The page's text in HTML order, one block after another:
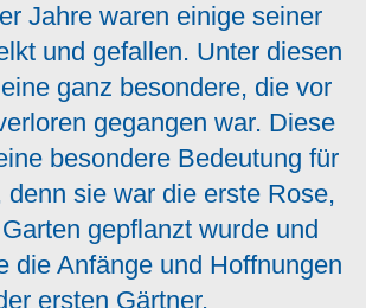
Jahre waren einige seiner
und gefallen. Unter diesen
ganz besondere, die vor
gegangen war. Diese
besondere Bedeutung für
denn sie war die erste Rose,
gepflanzt wurde und
die Anfänge und Hoffnungen
ersten Gärtner.